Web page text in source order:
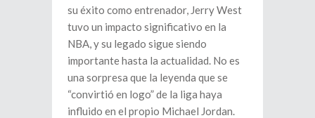
su éxito como entrenador, Jerry West
tuvo un impacto significativo en la
NBA, y su legado sigue siendo
importante hasta la actualidad. No es
una sorpresa que la leyenda que se
“convirtió en logo” de la liga haya
influido en el propio Michael Jordan.